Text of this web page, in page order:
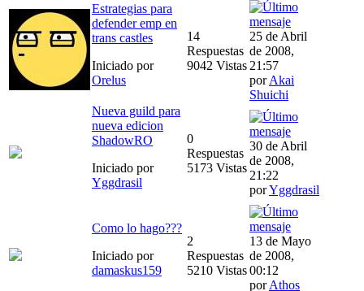
Estrategias para
defender emp en
trans castles
Iniciado por
Orelus
14
Respuestas
9042 Vistas
25 de Abril
de 2008,
21:57
porAkai
Shuichi
Nueva guild para
nueva edicion
ShadowRO
Iniciado por
Yggdrasil
0
Respuestas
5173 Vistas
30 de Abril
de 2008,
21:22
porYggdrasil
Como lo hago???
Iniciado por
damaskus159
2
Respuestas
5210 Vistas
13 de Mayo
de 2008,
00:12
porAthos